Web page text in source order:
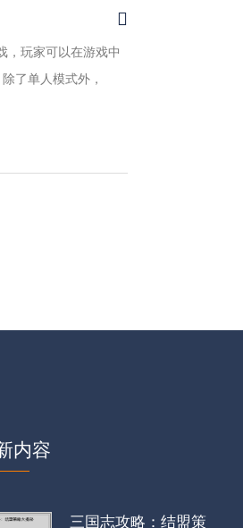
，玩家可以在游戏中
了单人模式外，
内容
三国志攻略：结盟策